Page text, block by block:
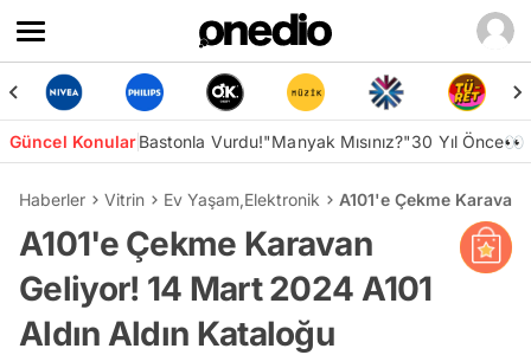
Güncel KonularBastonla Vurdu!"Manyak Mısınız?"30 Yıl Önce👀
Haberler Vitrin Ev Yaşam,Elektronik A101'e Çekme
A101'e Çekme Karavan
Geliyor! 14 Mart 2024 A101
Aldın Aldın Kataloğu